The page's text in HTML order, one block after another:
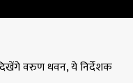
वरुण धवन, ये निर्देशक